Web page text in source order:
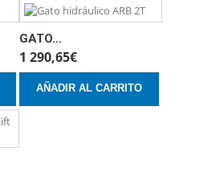
GATO...
1 290,65€
AÑADIR AL CARRITO